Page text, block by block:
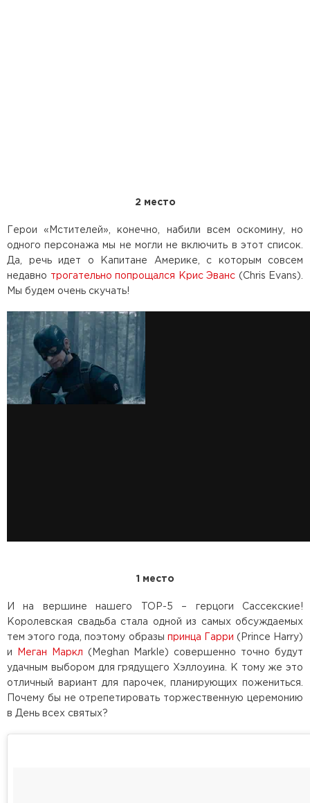
2 место
Герои «Мстителей», конечно, набили всем оскомину, но
одного персонажа мы не могли не включить в этот список.
Да, речь идет о Капитане Америке, с которым совсем
недавно трогательно попрощался Крис Эванс (Chris Evans).
Мы будем очень скучать!
1 место
И на вершине нашего TOP-5 – герцоги Сассекские!
Королевская свадьба стала одной из самых обсуждаемых
тем этого года, поэтому образы принца Гарри (Prince Harry)
и
Меган Маркл (Meghan Markle) совершенно точно будут
удачным выбором для грядущего Хэллоуина. К тому же это
отличный вариант для парочек, планирующих пожениться.
Почему бы не отрепетировать торжественную церемонию
в День всех святых?